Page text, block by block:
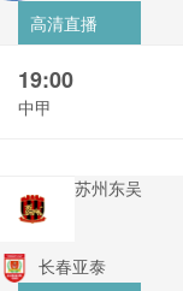
高清直播
19:00
中甲
苏州东吴
长春亚泰